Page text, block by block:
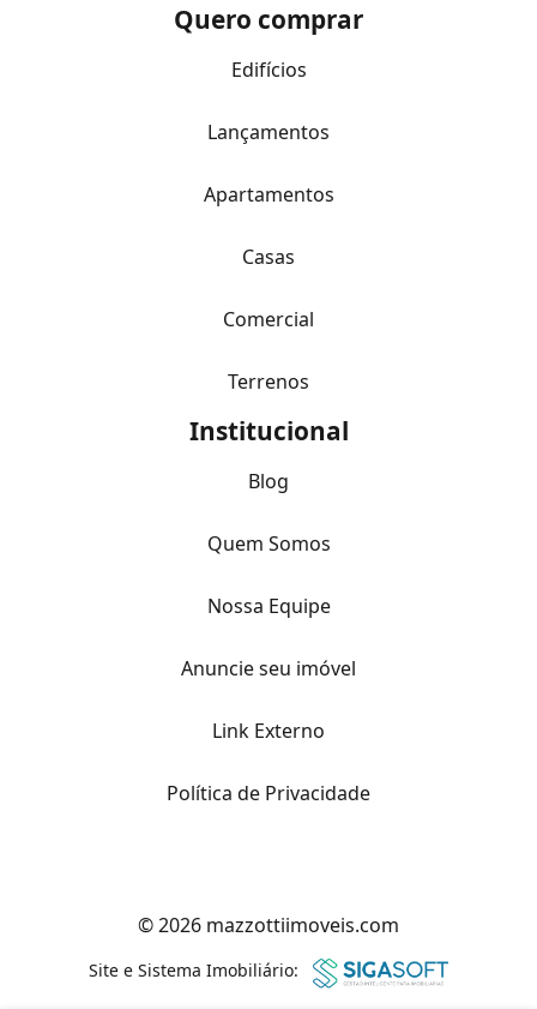
Quero comprar
Edifícios
Lançamentos
Apartamentos
Casas
Comercial
Terrenos
Institucional
Blog
Quem Somos
Nossa Equipe
Anuncie seu imóvel
Link Externo
Política de Privacidade
© 2026 mazzottiimoveis.com
Site e Sistema Imobiliário: